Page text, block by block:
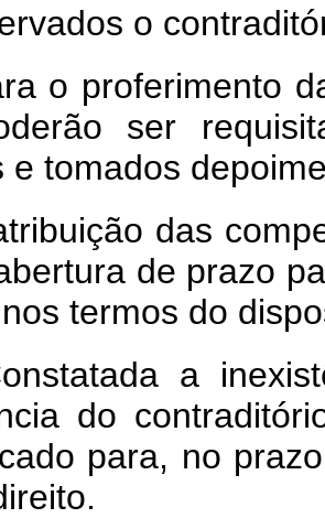
o
o proferimento
ser
e tomados
das
de prazo
termos do
a
do
para, no